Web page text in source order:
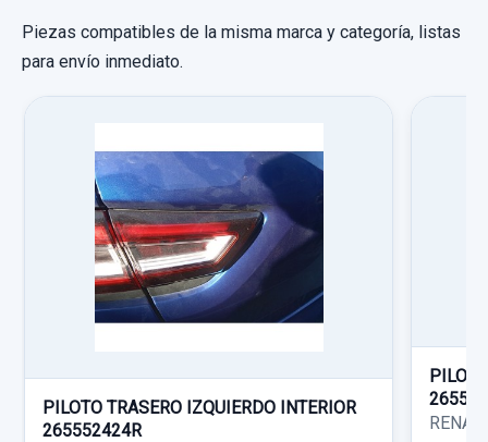
CERRADURA PUERTA TRASERA IZQUIERDA 2
PINS
CERRADURA PUERTA TRASERA
IZQUIERDA... usado.
RENAULT SCENIC (JA..) 1.6 16V FAIRWAY
Ref: 566089
Piezas compatibles de la misma marca y categoría, listas
para envío inmediato.
PILOTO TRASERO IZQUIERDO INTERIOR
265552424R